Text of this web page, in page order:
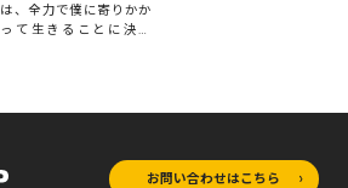
は、全力で僕に寄りかか
って生きることに決め
お問い合わせはこちら